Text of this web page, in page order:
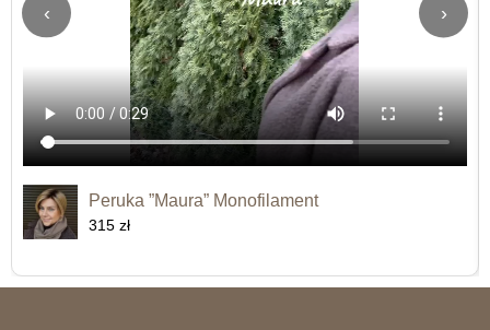
‹ ›
Peruka ”Maura” Monofilament
315 zł